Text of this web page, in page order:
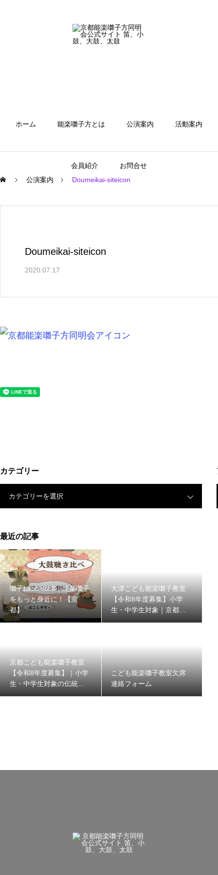
ホーム 能楽囃子方とは 公演案内 活動案内
会員紹介
お問合せ
公演案内
Doumeikai-siteicon
Doumeikai-siteicon
2020.07.17
カテゴリー
カテゴリーを選択
最近の記事
囃子Labo vol.8｜能楽囃子
をもっと身近に！【京
都】
大津こども能楽囃子教室
【令和8年度募集】小学
生・中学生対象｜京都能
京都こども能楽囃子教室
【令和8年度募集】｜小学
生・中学生対象の伝統文
こども能楽囃子教室欠席
連絡フォーム